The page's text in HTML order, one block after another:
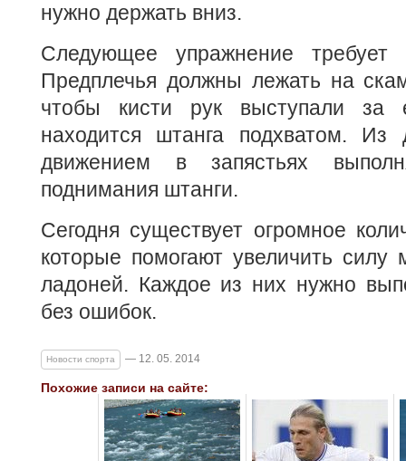
нужно держать вниз.
Следующее упражнение требует
Предплечья должны лежать на
чтобы кисти рук выступали
находится штанга подхватом. Из
движением в запястьях
поднимания штанги.
Сегодня существует огромное
которые помогают увеличить
ладоней. Каждое из них нужно
без ошибок.
Новости спорта — 12. 05. 2014
Похожие записи на сайте: